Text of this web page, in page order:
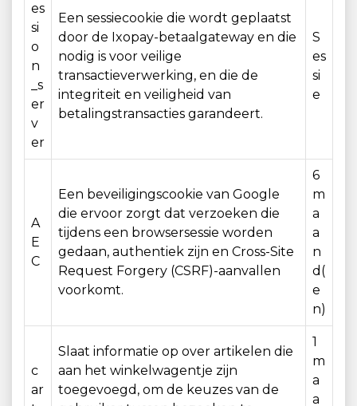
es
si
o
n
_s
er
v
er
Een sessiecookie die wordt geplaatst
door de Ixopay-betaalgateway en die
nodig is voor veilige
transactieverwerking, en die de
integriteit en veiligheid van
betalingstransacties garandeert.
S
es
si
e
A
E
C
Een beveiligingscookie van Google
die ervoor zorgt dat verzoeken die
tijdens een browsersessie worden
gedaan, authentiek zijn en Cross-Site
Request Forgery (CSRF)-aanvallen
voorkomt.
6
m
a
a
n
d(
e
n)
c
ar
Slaat informatie op over artikelen die
aan het winkelwagentje zijn
toegevoegd, om de keuzes van de
1
m
a
a